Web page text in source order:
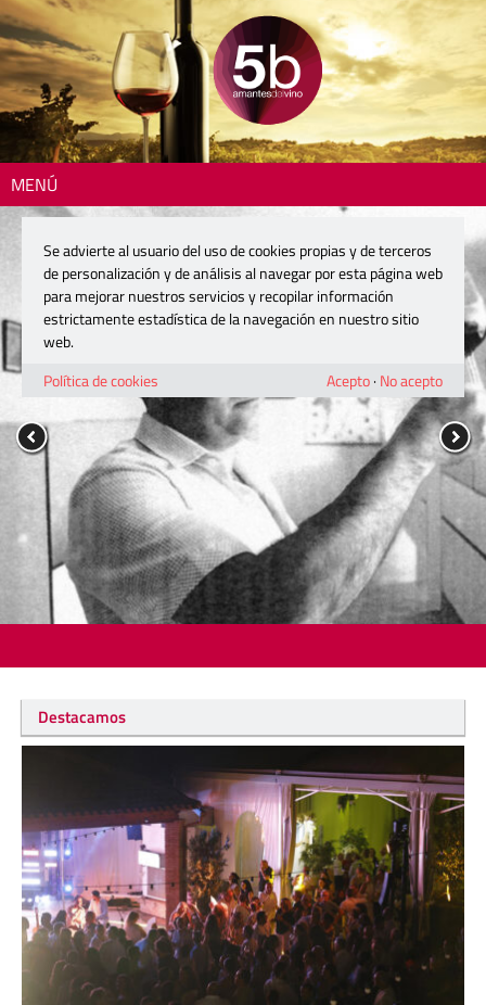
MENÚ
Destacamos
Se advierte al usuario del uso de cookies propias y de terceros
de personalización y de análisis al navegar por esta página web
para mejorar nuestros servicios y recopilar información
estrictamente estadística de la navegación en nuestro sitio
web.
Política de cookies
Acepto· No acepto